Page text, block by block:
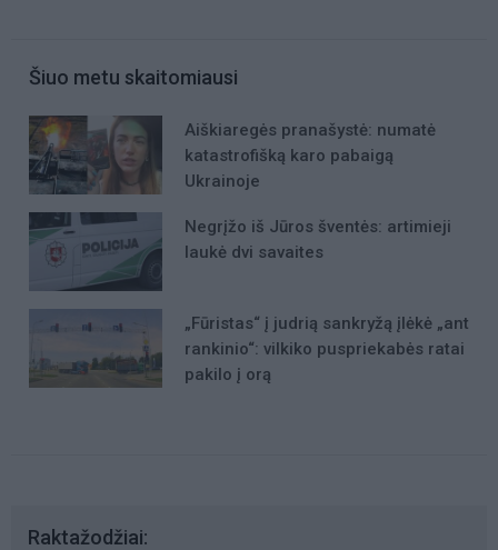
Šiuo metu skaitomiausi
Aiškiaregės pranašystė: numatė
katastrofišką karo pabaigą
Ukrainoje
Negrįžo iš Jūros šventės: artimieji
laukė dvi savaites
„Fūristas“ į judrią sankryžą įlėkė „ant
rankinio“: vilkiko puspriekabės ratai
pakilo į orą
Raktažodžiai